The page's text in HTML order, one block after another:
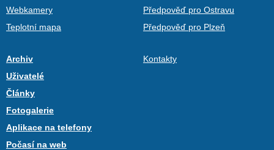
Webkamery
Teplotní mapa
Předpověď pro Ostravu
Předpověď pro Plzeň
Archiv
Uživatelé
Články
Fotogalerie
Aplikace na telefony
Počasí na web
Kontakty